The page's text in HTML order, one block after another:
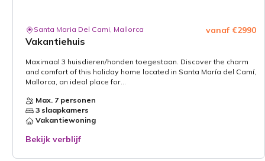
Santa Maria Del Cami, Mallorca
Vakantiehuis
vanaf €2990
Maximaal 3 huisdieren/honden toegestaan. Discover the charm
and comfort of this holiday home located in Santa María del Camí,
Mallorca, an ideal place for...
Max. 7 personen
3 slaapkamers
Vakantiewoning
Bekijk verblijf